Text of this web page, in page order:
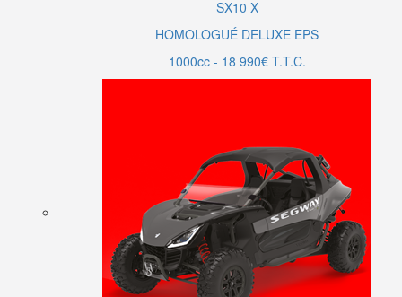
SX10 X
HOMOLOGUÉ DELUXE EPS
1000cc - 18 990€ T.T.C.